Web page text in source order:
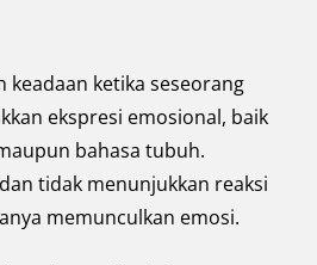
keadaan ketika seseorang
ekspresi emosional, baik
bahasa tubuh.
tidak menunjukkan reaksi
memunculkan emosi.